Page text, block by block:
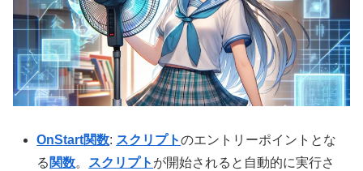
OnStart関数: スクリプトのエントリーポイントとな
る 関数。 スクリプト が開始されると自動的に実行さ